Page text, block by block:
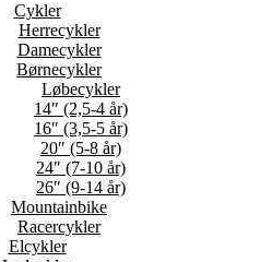
Cykler
Herrecykler
Damecykler
Børnecykler
Løbecykler
14″ (2,5-4 år)
16″ (3,5-5 år)
20″ (5-8 år)
24″ (7-10 år)
26″ (9-14 år)
Mountainbike
Racercykler
Elcykler